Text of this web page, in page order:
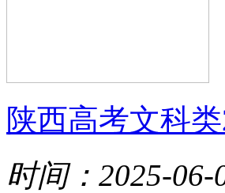
陕西高考文科
时间：2025-06-